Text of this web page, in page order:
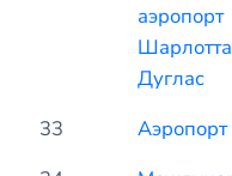
аэропорт
Шарлотта
Дуглас
33 Аэропорт